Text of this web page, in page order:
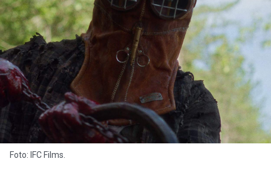
Foto: IFC Films.